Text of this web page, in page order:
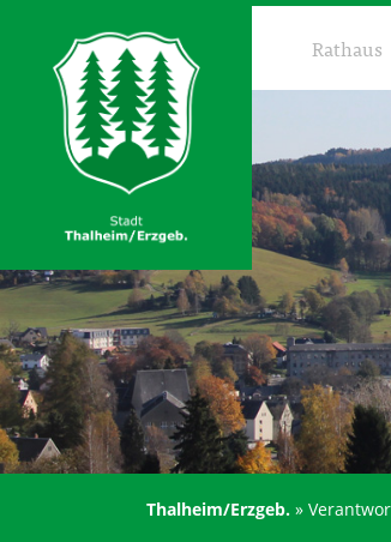
Rathaus
Thalheim/Erzgeb. »